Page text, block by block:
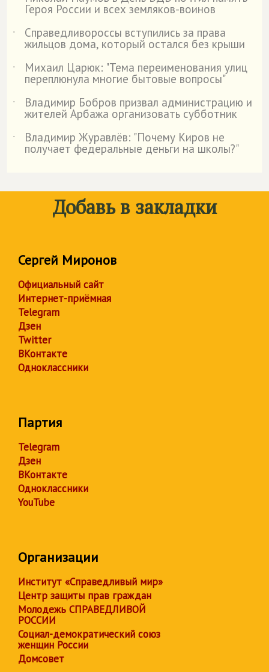
Героя России и всех земляков-воинов
˙
Справедливороссы вступились за права
жильцов дома, который остался без крыши
˙
Михаил Царюк: "Тема переименования улиц
переплюнула многие бытовые вопросы"
˙
Владимир Бобров призвал администрацию и
жителей Арбажа организовать субботник
˙
Владимир Журавлёв: "Почему Киров не
получает федеральные деньги на школы?"
Добавь в закладки
Сергей Миронов
Официальный сайт
Интернет-приёмная
Telegram
Дзен
Twitter
ВКонтакте
Одноклассники
Партия
Telegram
Дзен
ВКонтакте
Одноклассники
YouTube
Организации
Институт «Справедливый мир»
Центр защиты прав граждан
Молодежь СПРАВЕДЛИВОЙ
РОССИИ
Социал-демократический союз
женщин России
Домсовет